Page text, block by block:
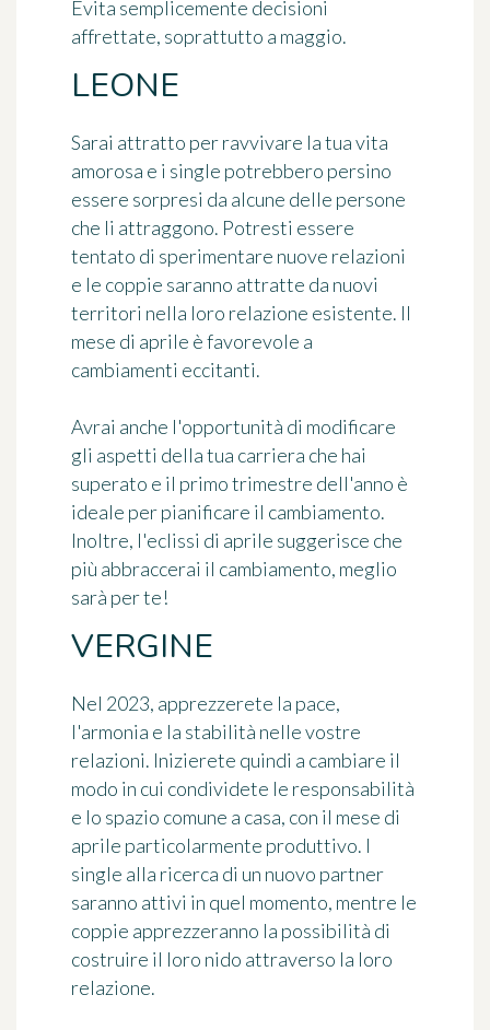
Evita semplicemente decisioni
affrettate, soprattutto a maggio.
LEONE
Sarai attratto per ravvivare la tua vita
amorosa e i single potrebbero persino
essere sorpresi da alcune delle persone
che li attraggono. Potresti essere
tentato di sperimentare nuove relazioni
e le coppie saranno attratte da nuovi
territori nella loro relazione esistente. Il
mese di aprile è favorevole a
cambiamenti eccitanti.
Avrai anche l'opportunità di modificare
gli aspetti della tua carriera che hai
superato e il primo trimestre dell'anno è
ideale per pianificare il cambiamento.
Inoltre, l'eclissi di aprile suggerisce che
più abbraccerai il cambiamento, meglio
sarà per te!
VERGINE
Nel 2023, apprezzerete la pace,
l'armonia e la stabilità nelle vostre
relazioni. Inizierete quindi a cambiare il
modo in cui condividete le responsabilità
e lo spazio comune a casa, con il mese di
aprile particolarmente produttivo. I
single alla ricerca di un nuovo partner
saranno attivi in quel momento, mentre le
coppie apprezzeranno la possibilità di
costruire il loro nido attraverso la loro
relazione.